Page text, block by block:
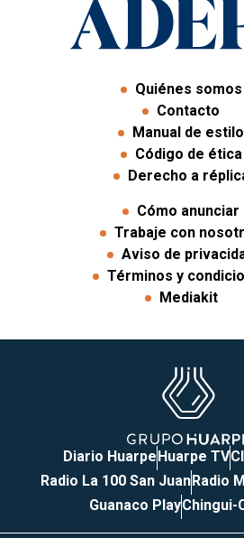
Quiénes somos
Contacto
Manual de estilo
Código de ética
Derecho a
Cómo anunciar
Trabaje con
Aviso de
Términos y
Mediakit
Diario HuarpeHuarpe TV
Radio La 100 San JuanRadio
Guanaco PlayChingui-